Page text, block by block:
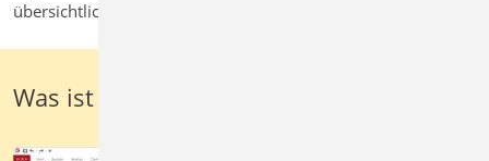
übersichtlicher – von der Lastdefinition bis zur fertigen Statik.
Was ist neu in der mb WorkSuite 2026: